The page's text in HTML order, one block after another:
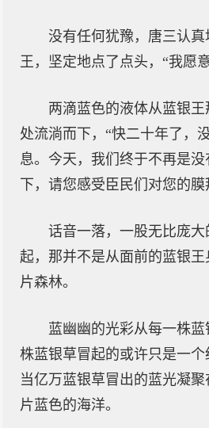
没有任何犹豫，唐三认
王，坚定地点了点头，“我愿
两滴蓝色的液体从蓝银
处流淌而下，“快二十年了，
息。今天，我们终于不再是
下，请您感受臣民们对您的膜
话音一落，一股无比庞
起，那并不是从面前的蓝银
片森林。
蓝幽幽的光彩从每一株
株蓝银草冒起的或许只是一
当亿万蓝银草冒出的蓝光凝
片蓝色的海洋。